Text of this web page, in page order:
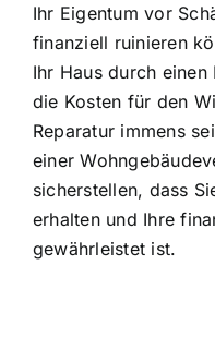
Ihr Eigentum vor
finanziell ruinieren
Ihr Haus durch
die Kosten für den
Reparatur immens
einer
sicherstellen, dass
erhalten und Ihre
gewährleistet ist.